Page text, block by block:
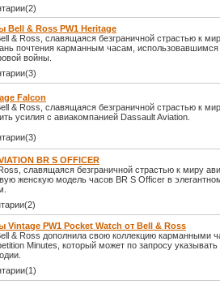
Bell & Ross PW1 Heritage
& Ross, славящаяся безграничной страстью к
почтения карманным часам,
войны.
Falcon
& Ross, славящаяся безграничной страстью к
усилия с авиакомпанией Dassault Aviation.
BR S OFFICER
славящаяся безграничной страстью к миру
женскую модель часов BR S Officer в
Vintage PW1 Pocket Watch от Bell & Ross
& Ross дополнила свою коллекцию карманными
Minutes, который может по запросу